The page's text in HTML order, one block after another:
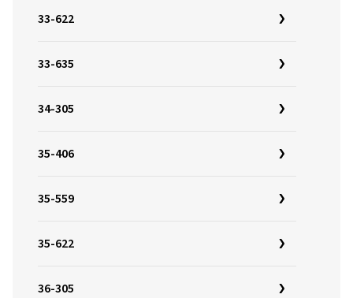
33-622
33-635
34-305
35-406
35-559
35-622
36-305